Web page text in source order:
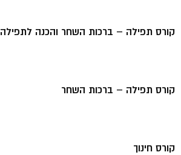
קורס תפילה – ברכות השחר והכנה לתפילה
קורס תפילה – ברכות השחר
קורס חינוך